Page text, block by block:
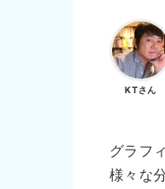
KTさん
グラフ
様々な